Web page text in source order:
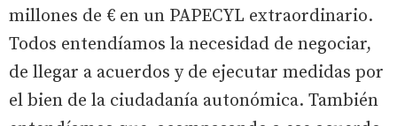
millones de € en un PAPECYL extraordinario.
Todos entendíamos la necesidad de negociar,
de llegar a acuerdos y de ejecutar medidas por
el bien de la ciudadanía autonómica. También